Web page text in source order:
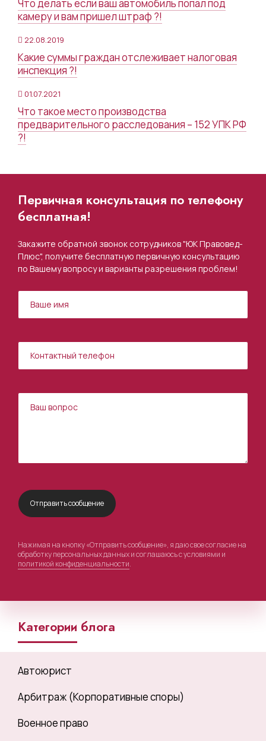
Что делать если ваш автомобиль попал под
камеру и вам пришел штраф ?!
22.08.2019
Какие суммы граждан отслеживает налоговая
инспекция ?!
01.07.2021
Что такое место производства
предварительного расследования – 152 УПК РФ
?!
Первичная консультация по телефону
бесплатная!
Закажите обратной звонок сотрудников "ЮК Правовед-
Плюс", получите бесплатную первичную консультацию
по Вашему вопросу и варианты разрешения проблем!
Нажимая на кнопку «Отправить сообщение», я даю свое согласие на
обработку персональных данных и соглашаюсь с условиями и
политикой конфиденциальности.
Категории блога
Автоюрист
Арбитраж (Корпоративные споры)
Военное право